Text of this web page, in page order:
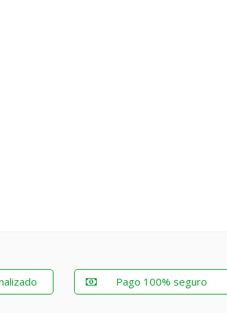
Pago 100% seguro